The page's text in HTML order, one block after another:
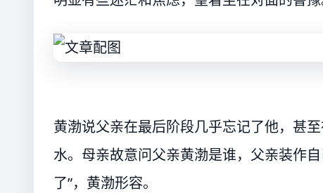
黄渤说父亲在最后阶段几乎忘记了他，甚
水。母亲故意问父亲黄渤是谁，父亲装作
了”，黄渤形容。